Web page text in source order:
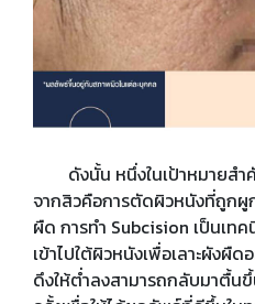
ดังนั้น หนึ่งในเป้าหมายสำ
จากสิวคือการตัดผิวหนังที่ถูกผู
ผืด การทำ Subcision เป็นเท
เข้าไปใต้ผิวหนังเพื่อเลาะผังผื
ดึงให้ต่ำลงสามารถกลับมาตื้น